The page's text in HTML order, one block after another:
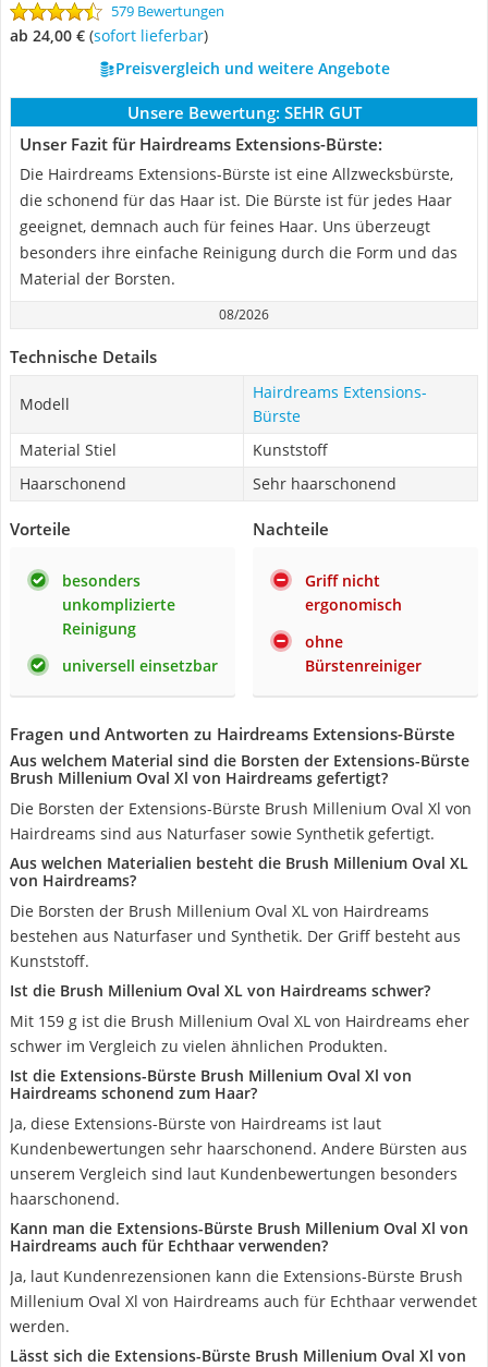
579 Bewertungen
ab 24,00 € ( Sofort lieferbar)
Preisvergleich und weitere Angebote
Unsere Bewertung: SEHR GUT
Unser Fazit für Hairdreams Extensions-Bürste:
Die Hairdreams Extensions-Bürste ist eine Allzwecksbürste,
die schonend für das Haar ist. Die Bürste ist für jedes Haar
geeignet, demnach auch für feines Haar. Uns überzeugt
besonders ihre einfache Reinigung durch die Form und das
Material der Borsten.
08/2026
Technische Details
Modell
Hairdreams Extensions-
Bürste
Material Stiel
Kunststoff
Haarschonend
Sehr haarschonend
Vorteile
besonders
unkomplizierte
Reinigung
universell einsetzbar
Nachteile
Griff nicht
ergonomisch
ohne
Bürstenreiniger
Fragen und Antworten zu Hairdreams Extensions-Bürste
Aus welchem Material sind die Borsten der Extensions-Bürste
Brush Millenium Oval Xl von Hairdreams gefertigt?
Die Borsten der Extensions-Bürste Brush Millenium Oval Xl von
Hairdreams sind aus Naturfaser sowie Synthetik gefertigt.
Aus welchen Materialien besteht die Brush Millenium Oval XL
von Hairdreams?
Die Borsten der Brush Millenium Oval XL von Hairdreams
bestehen aus Naturfaser und Synthetik. Der Griff besteht aus
Kunststoff.
Ist die Brush Millenium Oval XL von Hairdreams schwer?
Mit 159 g ist die Brush Millenium Oval XL von Hairdreams eher
schwer im Vergleich zu vielen ähnlichen Produkten.
Ist die Extensions-Bürste Brush Millenium Oval Xl von
Hairdreams schonend zum Haar?
Ja, diese Extensions-Bürste von Hairdreams ist laut
Kundenbewertungen sehr haarschonend. Andere Bürsten aus
unserem Vergleich sind laut Kundenbewertungen besonders
haarschonend.
Kann man die Extensions-Bürste Brush Millenium Oval Xl von
Hairdreams auch für Echthaar verwenden?
Ja, laut Kundenrezensionen kann die Extensions-Bürste Brush
Millenium Oval Xl von Hairdreams auch für Echthaar verwendet
werden.
Lässt sich die Extensions-Bürste Brush Millenium Oval Xl von